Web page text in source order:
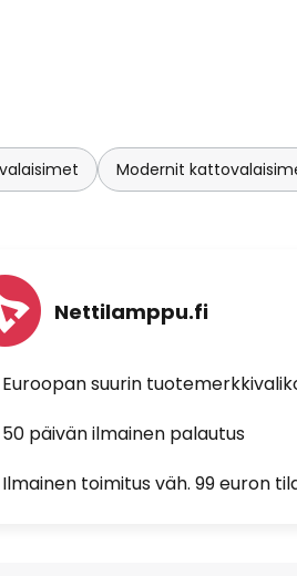
Modernit
Nettilamppu.fi
Euroopan suurin
50 päivän ilmainen palautus
Ilmainen toimitus väh. 99 euron